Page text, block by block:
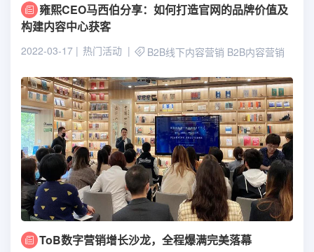
雍熙CEO马西伯分享：如何打造官网的品牌价值及
构建内容中心获客
2022-03-17 热门活动 B2B线下内容营销 B2B内容营销
ToB数字营销增长沙龙，全程爆满完美落幕